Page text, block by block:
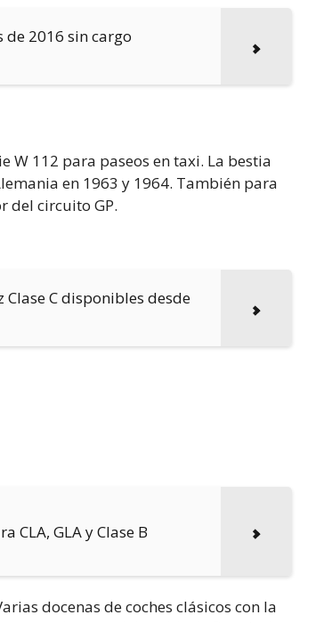
2016 sin cargo
W 112 para paseos en taxi. La bestia
en 1963 y 1964. También para
del circuito GP.
C disponibles desde
CLA, GLA y Clase B
docenas de coches clásicos con la